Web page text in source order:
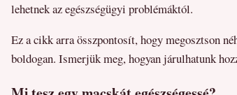
lehetnek az egészségügyi problémáktól.
Ez a cikk arra összpontosít, hogy megosztson
boldogan. Ismerjük meg, hogyan járulhatunk